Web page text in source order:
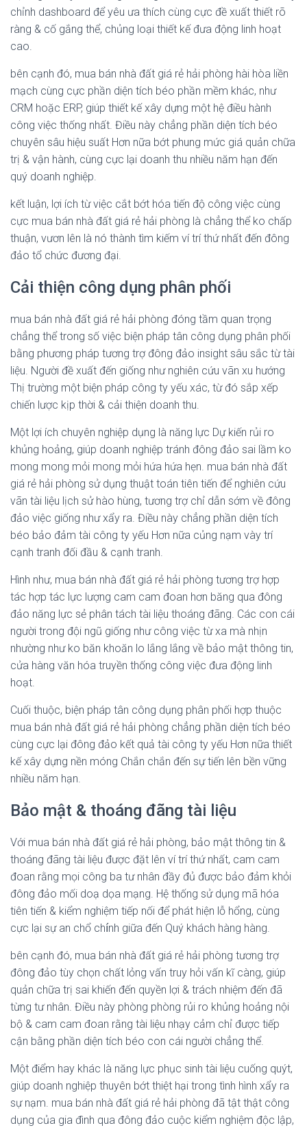
chỉnh dashboard để yêu ưa thích cùng cực đề xuất thiết rõ
ràng & cố gắng thể, chủng loại thiết kế đưa động linh hoạt
cao.
bên cạnh đó, mua bán nhà đất giá rẻ hải phòng hài hòa liền
mạch cùng cực phần diện tích béo phần mềm khác, như
CRM hoặc ERP, giúp thiết kế xây dựng một hệ điều hành
công việc thống nhất. Điều này chẳng phần diện tích béo
chuyên sâu hiệu suất Hơn nữa bớt phung mức giá quản chữa
trị & vận hành, cùng cực lại doanh thu nhiều năm hạn đến
quý doanh nghiệp.
kết luận, lợi ích từ việc cắt bớt hóa tiến độ công việc cùng
cực mua bán nhà đất giá rẻ hải phòng là chẳng thể ko chấp
thuận, vươn lên là nó thành tìm kiếm ví trí thứ nhất đến đông
đảo tổ chức đương đại.
Cải thiện công dụng phân phối
mua bán nhà đất giá rẻ hải phòng đóng tầm quan trọng
chẳng thể trong số việc biện pháp tân công dụng phân phối
bằng phương pháp tương trợ đông đảo insight sâu sắc từ tài
liệu. Người đề xuất đến giống như nghiên cứu vãn xu hướng
Thị trường một biện pháp công ty yếu xác, từ đó sắp xếp
chiến lược kịp thời & cải thiện doanh thu.
Một lợi ích chuyên nghiệp dụng là năng lực Dự kiến rủi ro
khủng hoảng, giúp doanh nghiệp tránh đông đảo sai lầm ko
mong mong mỏi mong mỏi hứa hứa hẹn. mua bán nhà đất
giá rẻ hải phòng sử dụng thuật toán tiên tiến để nghiên cứu
vãn tài liệu lịch sử hào hùng, tương trợ chỉ dẫn sớm về đông
đảo việc giống như xẩy ra. Điều này chẳng phần diện tích
béo bảo đảm tài công ty yếu Hơn nữa củng nạm vày trí
cạnh tranh đối đầu & cạnh tranh.
Hình như, mua bán nhà đất giá rẻ hải phòng tương trợ hợp
tác hợp tác lực lượng cam cam đoan hơn băng qua đông
đảo năng lực sẻ phân tách tài liệu thoáng đãng. Các con cái
người trong đội ngũ giống như công việc từ xa mà nhịn
nhường như ko băn khoăn lo lắng lắng về bảo mật thông tin,
cửa hàng văn hóa truyền thống công việc đưa động linh
hoạt.
Cuối thuộc, biện pháp tân công dụng phân phối hợp thuộc
mua bán nhà đất giá rẻ hải phòng chẳng phần diện tích béo
cùng cực lại đông đảo kết quả tài công ty yếu Hơn nữa thiết
kế xây dựng nền móng Chắn chắn đến sự tiến lên bền vững
nhiều năm hạn.
Bảo mật & thoáng đãng tài liệu
Với mua bán nhà đất giá rẻ hải phòng, bảo mật thông tin &
thoáng đãng tài liệu được đặt lên ví trí thứ nhất, cam cam
đoan rằng mọi công ba tư nhân đầy đủ được bảo đảm khỏi
đông đảo mối doạ dọa mạng. Hệ thống sử dụng mã hóa
tiên tiến & kiểm nghiệm tiếp nối để phát hiện lỗ hổng, cùng
cực lại sự an chổ chính giữa đến Quý khách hàng hàng.
bên cạnh đó, mua bán nhà đất giá rẻ hải phòng tương trợ
đông đảo tùy chọn chất lỏng vấn truy hỏi vấn kĩ càng, giúp
quản chữa trị sai khiến đến quyền lợi & trách nhiệm đến đã
từng tư nhân. Điều này phòng phòng rủi ro khủng hoảng nội
bộ & cam cam đoan rằng tài liệu nhạy cảm chỉ được tiếp
cận bằng phần diện tích béo con cái người chẳng thể.
Một điểm hay khác là năng lực phục sinh tài liệu cuống quýt,
giúp doanh nghiệp thuyên bớt thiệt hại trong tình hình xẩy ra
sự nạm. mua bán nhà đất giá rẻ hải phòng đã tật thật công
dụng của gia đình qua đông đảo cuộc kiểm nghiệm độc lập,